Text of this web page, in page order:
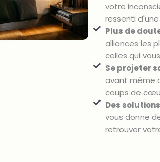
votre
ressenti
Plus de
alliances les
celles qui
Se projeter
avant même
coups de
Des
vous donne
retrouver